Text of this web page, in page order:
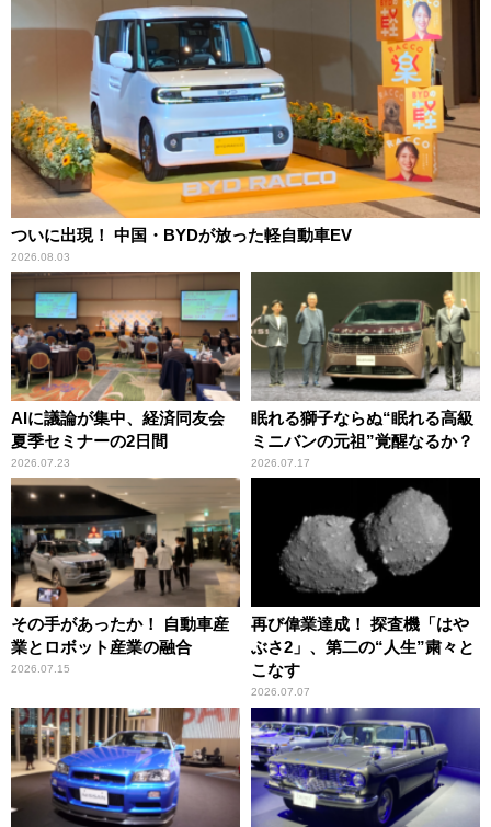
ついに出現！ 中国・BYDが放った軽自動車EV
2026.08.03
AIに議論が集中、経済同友会
夏季セミナーの2日間
2026.07.23
眠れる獅子ならぬ“眠れる高級
ミニバンの元祖”覚醒なるか？
2026.07.17
その手があったか！ 自動車産
業とロボット産業の融合
2026.07.15
再び偉業達成！ 探査機「はや
ぶさ2」、第二の“人生”粛々と
こなす
2026.07.07